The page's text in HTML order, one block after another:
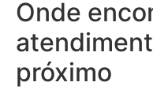
Onde
próximo